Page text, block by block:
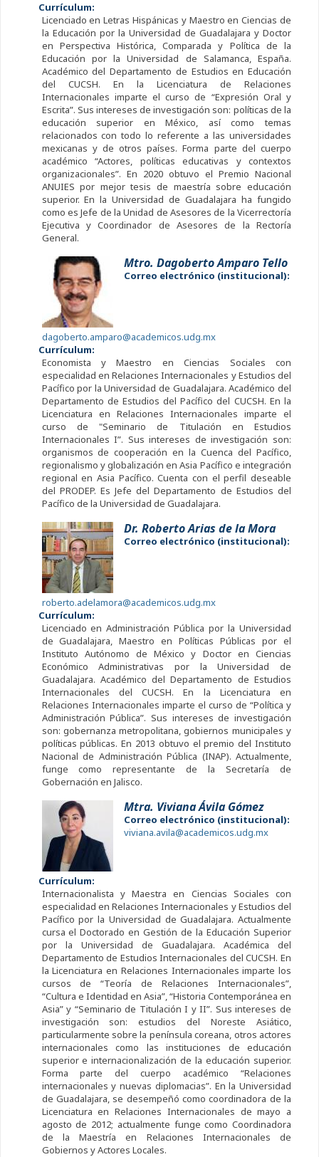
Currículum:
Licenciado en Letras Hispánicas y Maestro en Ciencias de
la Educación por la Universidad de Guadalajara y Doctor
en Perspectiva Histórica, Comparada y Política de la
Educación por la Universidad de Salamanca, España.
Académico del Departamento de Estudios en Educación
del CUCSH. En la Licenciatura de Relaciones
Internacionales imparte el curso de “Expresión Oral y
Escrita”. Sus intereses de investigación son: políticas de la
educación superior en México, así como temas
relacionados con todo lo referente a las universidades
mexicanas y de otros países. Forma parte del cuerpo
académico “Actores, políticas educativas y contextos
organizacionales”. En 2020 obtuvo el Premio Nacional
ANUIES por mejor tesis de maestría sobre educación
superior. En la Universidad de Guadalajara ha fungido
como es Jefe de la Unidad de Asesores de la Vicerrectoría
Ejecutiva y Coordinador de Asesores de la Rectoría
General.
Mtro. Dagoberto Amparo Tello
Correo electrónico (institucional):
dagoberto.amparo@academicos.udg.mx
Currículum:
Economista y Maestro en Ciencias Sociales con
especialidad en Relaciones Internacionales y Estudios del
Pacífico por la Universidad de Guadalajara. Académico del
Departamento de Estudios del Pacífico del CUCSH. En la
Licenciatura en Relaciones Internacionales imparte el
curso de "Seminario de Titulación en Estudios
Internacionales I”. Sus intereses de investigación son:
organismos de cooperación en la Cuenca del Pacífico,
regionalismo y globalización en Asia Pacífico e integración
regional en Asia Pacífico. Cuenta con el perfil deseable
del PRODEP. Es Jefe del Departamento de Estudios del
Pacífico de la Universidad de Guadalajara.
Dr. Roberto Arias de la Mora
Correo electrónico (institucional):
roberto.adelamora@academicos.udg.mx
Currículum:
Licenciado en Administración Pública por la Universidad
de Guadalajara, Maestro en Políticas Públicas por el
Instituto Autónomo de México y Doctor en Ciencias
Económico Administrativas por la Universidad de
Guadalajara. Académico del Departamento de Estudios
Internacionales del CUCSH. En la Licenciatura en
Relaciones Internacionales imparte el curso de “Política y
Administración Pública”. Sus intereses de investigación
son: gobernanza metropolitana, gobiernos municipales y
políticas públicas. En 2013 obtuvo el premio del Instituto
Nacional de Administración Pública (INAP). Actualmente,
funge como representante de la Secretaría de
Gobernación en Jalisco.
Mtra. Viviana Ávila Gómez
Correo electrónico (institucional):
viviana.avila@academicos.udg.mx
Currículum:
Internacionalista y Maestra en Ciencias Sociales con
especialidad en Relaciones Internacionales y Estudios del
Pacífico por la Universidad de Guadalajara. Actualmente
cursa el Doctorado en Gestión de la Educación Superior
por la Universidad de Guadalajara. Académica del
Departamento de Estudios Internacionales del CUCSH. En
la Licenciatura en Relaciones Internacionales imparte los
cursos de “Teoría de Relaciones Internacionales”,
“Cultura e Identidad en Asia”, “Historia Contemporánea en
Asia” y “Seminario de Titulación I y II”. Sus intereses de
investigación son: estudios del Noreste Asiático,
particularmente sobre la península coreana, otros actores
internacionales como las instituciones de educación
superior e internacionalización de la educación superior.
Forma parte del cuerpo académico “Relaciones
internacionales y nuevas diplomacias”. En la Universidad
de Guadalajara, se desempeñó como coordinadora de la
Licenciatura en Relaciones Internacionales de mayo a
agosto de 2012; actualmente funge como Coordinadora
de la Maestría en Relaciones Internacionales de
Gobiernos y Actores Locales.